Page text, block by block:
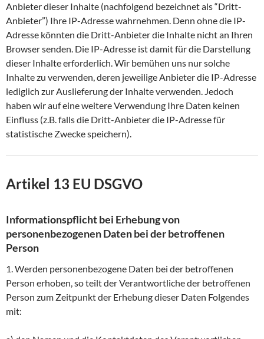
Anbieter dieser Inhalte (nachfolgend bezeichnet als “Dritt-
Anbieter”) Ihre IP-Adresse wahrnehmen. Denn ohne die IP-
Adresse könnten die Dritt-Anbieter die Inhalte nicht an Ihren
Browser senden. Die IP-Adresse ist damit für die Darstellung
dieser Inhalte erforderlich. Wir bemühen uns nur solche
Inhalte zu verwenden, deren jeweilige Anbieter die IP-Adresse
lediglich zur Auslieferung der Inhalte verwenden. Jedoch
haben wir auf eine weitere Verwendung Ihre Daten keinen
Einfluss (z.B. falls die Dritt-Anbieter die IP-Adresse für
statistische Zwecke speichern).
Artikel 13 EU DSGVO
Informationspflicht bei Erhebung von
personenbezogenen Daten bei der betroffenen
Person
1. Werden personenbezogene Daten bei der betroffenen
Person erhoben, so teilt der Verantwortliche der betroffenen
Person zum Zeitpunkt der Erhebung dieser Daten Folgendes
mit: